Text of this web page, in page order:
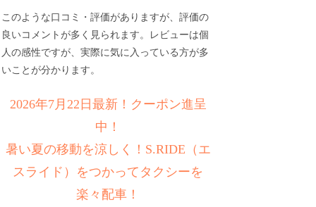
このような口コミ・評価がありますが、評価の
良いコメントが多く見られます。レビューは個
人の感性ですが、実際に気に入っている方が多
いことが分かります。
2026年7月22日最新！クーポン進呈
中！
暑い夏の移動を涼しく！S.RIDE（エ
スライド）をつかってタクシーを
楽々配車！